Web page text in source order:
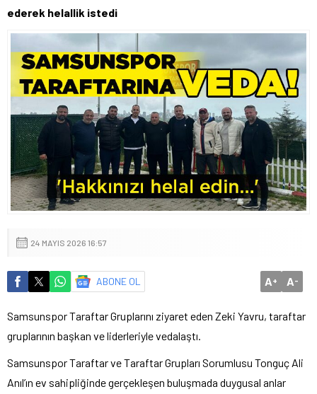
ederek helallik istedi
24 MAYIS 2026 16:57
ABONE OL A+ A-
Samsunspor Taraftar Gruplarını ziyaret eden Zeki Yavru, taraftar
gruplarının başkan ve liderleriyle vedalaştı.
Samsunspor Taraftar ve Taraftar Grupları Sorumlusu Tonguç Ali
Anıl’ın ev sahipliğinde gerçekleşen buluşmada duygusal anlar